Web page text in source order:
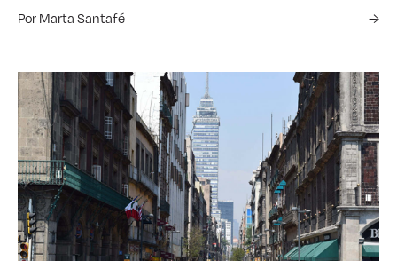
Por Marta Santafé →